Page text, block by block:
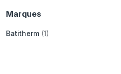
Marques
Batitherm (1)